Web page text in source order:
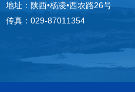
地址：陕西•杨凌•西农路26号
传真：029-87011354